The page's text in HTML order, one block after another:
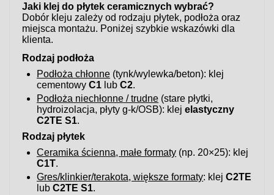
Jaki klej do płytek ceramicznych wybrać?
Dobór kleju zależy od rodzaju płytek, podłoża oraz
miejsca montażu. Poniżej szybkie wskazówki dla
klienta.
Rodzaj podłoża
Podłoża chłonne (tynk/wylewka/beton): klej
cementowyC1 lubC2.
Podłoża niechłonne / trudne (stare płytki,
hydroizolacja, płyty g-k/OSB): klejelastyczny
C2TE S1.
Rodzaj płytek
Ceramika ścienna, małe formaty (np. 20×25): klej
C1T.
Gres/klinkier/terakota, większe formaty: klejC2TE
lubC2TE S1.